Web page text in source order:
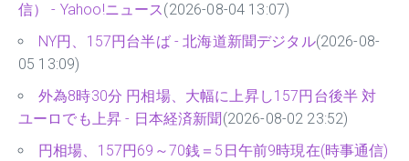
信） - Yahoo!ニュース(2026-08-04 13:07)
NY円、157円台半ば - 北海道新聞デジタル(2026-08-
05 13:09)
外為8時30分 円相場、大幅に上昇し157円台後半 対
ユーロでも上昇 - 日本経済新聞 (2026-08-02 23:52)
円相場、157円69～70銭＝5日午前9時現在(時事通信)